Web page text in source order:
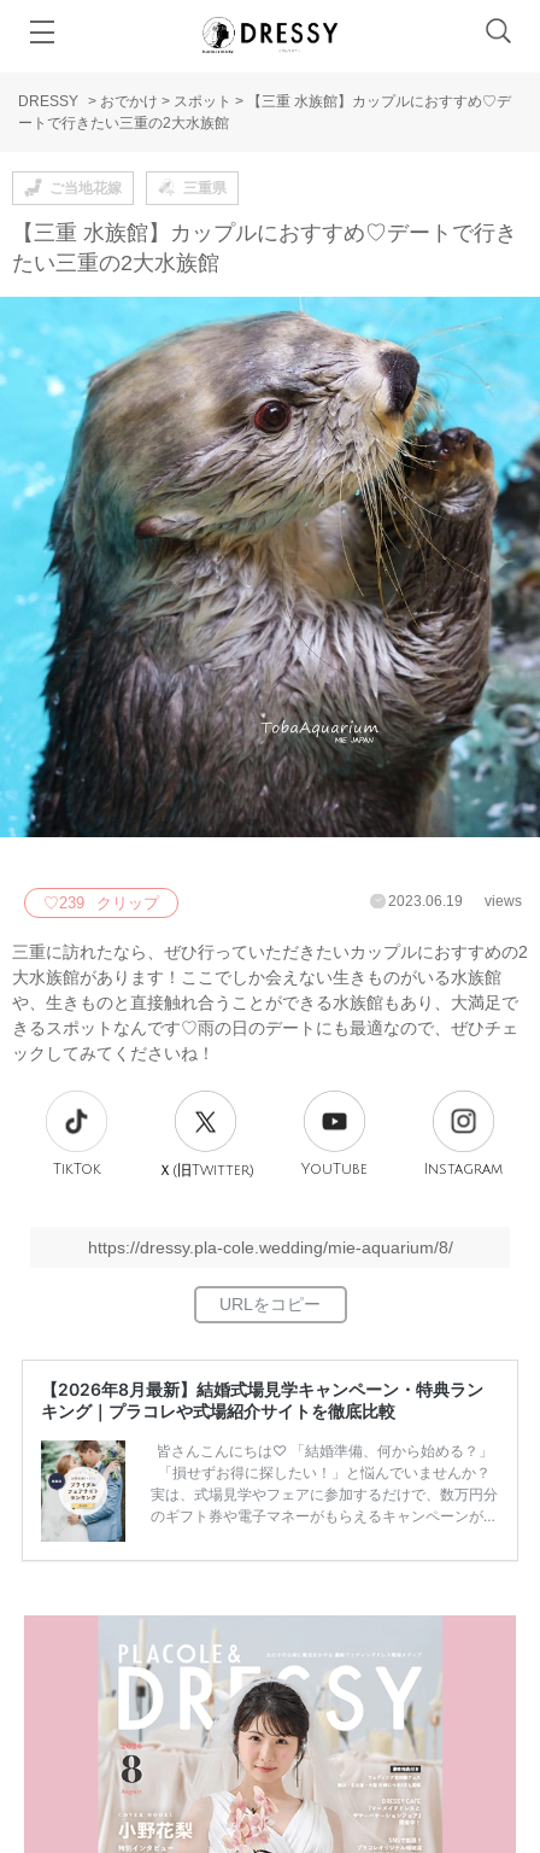
DRESSY > おでかけ > スポット >
【三重 水族館】カップルにおすすめ♡デ
ートで行きたい三重の2大水族館
ご当地花嫁 三重県
【三重 水族館】カップルにおすすめ♡デートで行き
たい三重の2大水族館
♡239 クリップ 2023.06.19 views
三重に訪れたなら、ぜひ行っていただきたいカップルにおすすめの2
大水族館があります！ここでしか会えない生きものがいる水族館
や、生きものと直接触れ合うことができる水族館もあり、大満足で
きるスポットなんです♡雨の日のデートにも最適なので、ぜひチェ
ックしてみてくださいね！
TikTok Ｘ(旧Twitter) YouTube Instagram
https://dressy.pla-cole.wedding/mie-aquarium/8/
【2026年8月最新】結婚式場見学キャンペーン・特典ラン
キング｜プラコレや式場紹介サイトを徹底比較
皆さんこんにちは♡ 「結婚準備、何から始める？」
「損せずお得に探したい！」と悩んでいませんか？
実は、式場見学やフェアに参加するだけで、数万円分
のギフト券や電子マネーがもらえるキャンペーンがあ
ため、比較せずに選ぶと損をしてしまうことも……。
内容：特典金額・条件・応募方法・注意点 「どこが
一番お得？」「プラコレの特典は？」といった疑問も
解決します。 まずは診断で候補を絞れる「ウェディ
ング診断」か、体験型 […]
続きを読む